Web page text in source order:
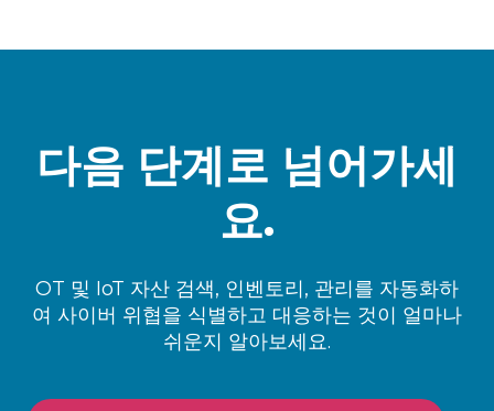
다음 단계로 넘어가세
요.
OT 및 IoT 자산 검색, 인벤토리, 관리를 자동화하
여 사이버 위협을 식별하고 대응하는 것이 얼마나
쉬운지 알아보세요.